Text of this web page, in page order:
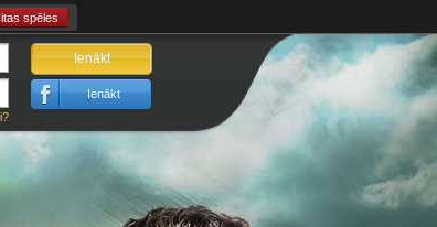
spēles
Ienākt
Ienākt